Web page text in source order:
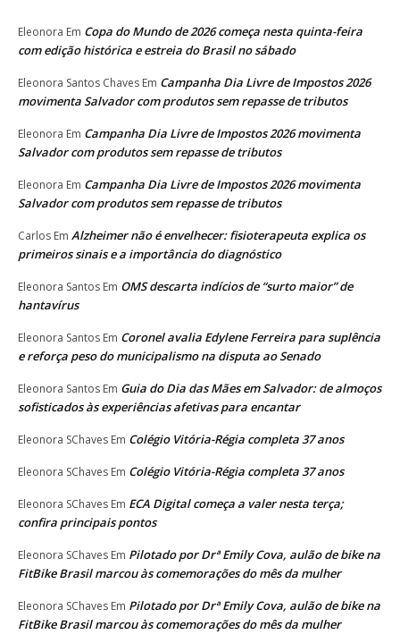
Eleonora Em Copa do Mundo de 2026 começa nesta quinta-feira
com edição histórica e estreia do Brasil no sábado
Eleonora Santos Chaves Em Campanha Dia Livre de Impostos 2026
movimenta Salvador com produtos sem repasse de tributos
Eleonora Em Campanha Dia Livre de Impostos 2026 movimenta
Salvador com produtos sem repasse de tributos
Eleonora Em Campanha Dia Livre de Impostos 2026 movimenta
Salvador com produtos sem repasse de tributos
Carlos Em Alzheimer não é envelhecer: fisioterapeuta explica os
primeiros sinais e a importância do diagnóstico
Eleonora Santos Em OMS descarta indícios de “surto maior” de
hantavírus
Eleonora Santos Em Coronel avalia Edylene Ferreira para suplência
e reforça peso do municipalismo na disputa ao Senado
Eleonora Santos Em Guia do Dia das Mães em Salvador: de almoços
sofisticados às experiências afetivas para encantar
Eleonora SChaves Em Colégio Vitória-Régia completa 37 anos
Eleonora SChaves Em Colégio Vitória-Régia completa 37 anos
Eleonora SChaves Em ECA Digital começa a valer nesta terça;
confira principais pontos
Eleonora SChaves Em Pilotado por Drª Emily Cova, aulão de bike na
FitBike Brasil marcou às comemorações do mês da mulher
Eleonora SChaves Em Pilotado por Drª Emily Cova, aulão de bike na
FitBike Brasil marcou às comemorações do mês da mulher